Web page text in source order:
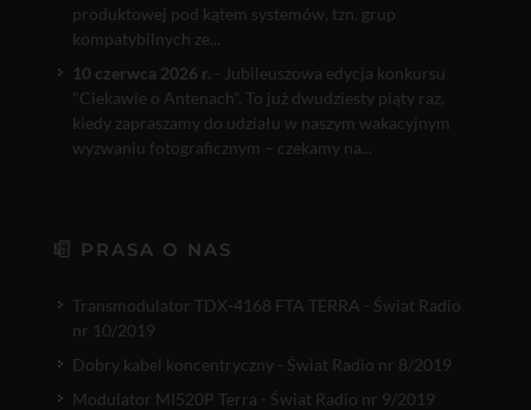
produktowej pod kątem systemów, tzn. grup
kompatybilnych ze...
10 czerwca 2026 r. - Jubileuszowa edycja konkursu
"Ciekawie o Antenach". To już dwudziesty piąty raz,
kiedy zapraszamy do udziału w naszym wakacyjnym
wyzwaniu fotograficznym – czekamy na...
PRASA O NAS
Transmodulator TDX-4168 FTA TERRA - Świat Radio
nr 10/2019
Dobry kabel koncentryczny - Świat Radio nr 8/2019
Modulator MI520P Terra - Świat Radio nr 9/2019